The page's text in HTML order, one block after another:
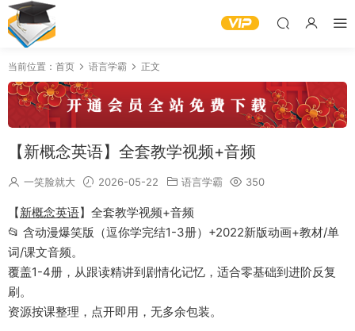
当前位置： 首页 语言学霸 正文
【新概念英语】全套教学视频+音频
一笑脸就大 2026-05-22 语言学霸 350
【新概念英语】全套教学视频+音频
📂 含动漫爆笑版（逗你学完结1-3册）+2022新版动画+教材/单
词/课文音频。
覆盖1-4册，从跟读精讲到剧情化记忆，适合零基础到进阶反复
刷。
资源按课整理，点开即用，无多余包装。